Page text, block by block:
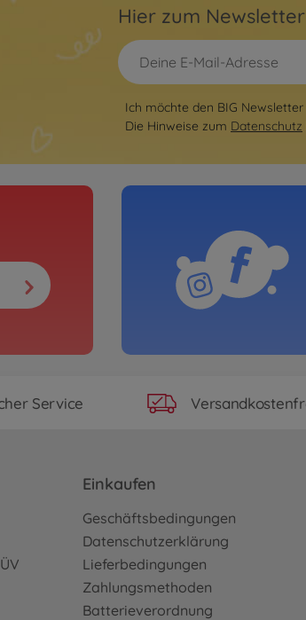
BIG
Hier zum
Ich möchte den BIG
Die Hinweise zum Datenschutz
Service
Einkaufen
Geschäftsbedingungen
Datenschutzerklärung
Lieferbedingungen
Zahlungsmethoden
Batterieverordnung